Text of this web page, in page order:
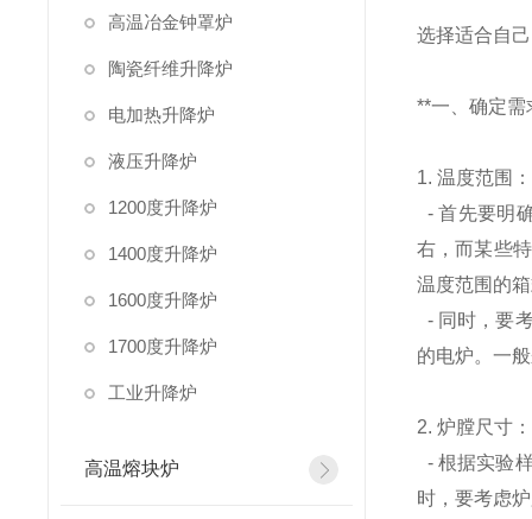
高温冶金钟罩炉
陶瓷纤维升降炉
电加热升降炉
液压升降炉
1200度升降炉
1400度升降炉
1600度升降炉
1700度升降炉
工业升降炉
高温熔块炉
选择适合自
**一、确定需
1. 温度范围：
- 首先要明
右，而某些
温度范围的
- 同时，要
的电炉。一
2. 炉膛尺寸：
- 根据实验
时，要考虑